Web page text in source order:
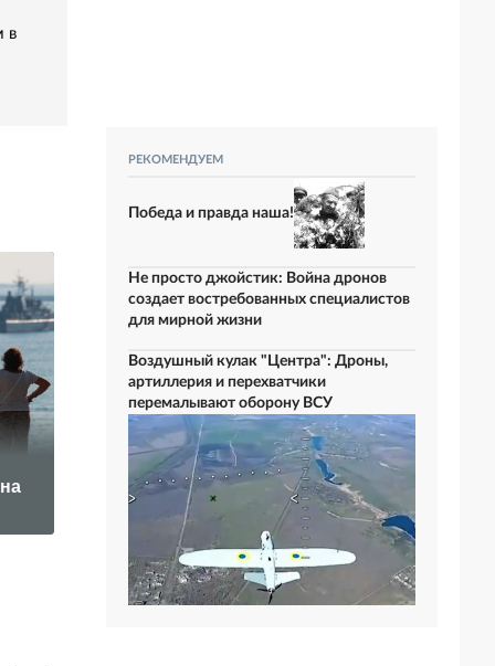
в
АБН24: Россия
наказала США за
поддержку Киева
Путин отправил 13
тысяч военных
туда, где их никто
не жал
РЕКОМЕНДУЕМ
Победа и правда наша!
Не просто джойстик: Война дронов
создает востребованных специалистов
для мирной жизни
Воздушный кулак "Центра": Дроны,
артиллерия и перехватчики
перемалывают оборону ВСУ